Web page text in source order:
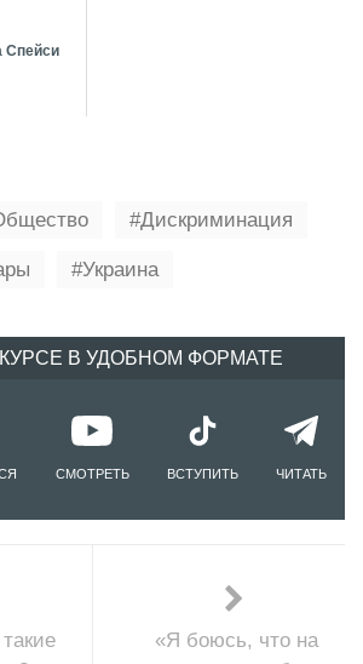
Спейси
Дискриминация
Украина
КУРСЕ В УДОБНОМ ФОРМАТЕ
СМОТРЕТЬ ВСТУПИТЬ ЧИТАТЬ
«Я боюсь, что на